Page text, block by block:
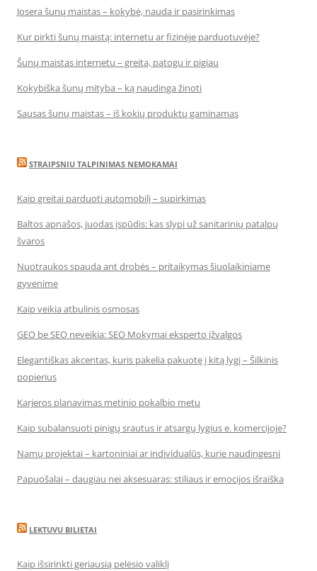
Josera šunų maistas – kokybė, nauda ir pasirinkimas
Kur pirkti šunų maistą: internetu ar fizinėje parduotuvėje?
Šunų maistas internetu – greita, patogu ir pigiau
Kokybiška šunų mityba – ką naudinga žinoti
Sausas šunų maistas – iš kokių produktų gaminamas
STRAIPSNIU TALPINIMAS NEMOKAMAI
Kaip greitai parduoti automobilį – supirkimas
Baltos apnašos, juodas įspūdis: kas slypi už sanitarinių patalpų
švaros
Nuotraukos spauda ant drobės – pritaikymas šiuolaikiniame
gyvenime
Kaip veikia atbulinis osmosas
GEO be SEO neveikia: SEO Mokymai eksperto įžvalgos
Elegantiškas akcentas, kuris pakelia pakuotę į kitą lygį – Šilkinis
popierius
Karjeros planavimas metinio pokalbio metu
Kaip subalansuoti pinigų srautus ir atsargų lygius e. komercijoje?
Namų projektai – kartoniniai ar individualūs, kurie naudingesni
Papuošalai – daugiau nei aksesuaras: stiliaus ir emocijos išraiška
LEKTUVU BILIETAI
Kaip išsirinkti geriausią pelėsio valiklį